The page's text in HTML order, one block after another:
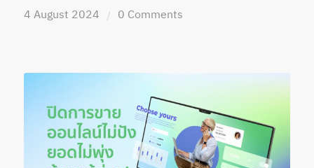
4 August 2024 / 0 Comments